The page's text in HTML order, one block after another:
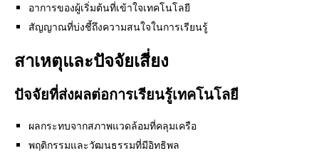
อาการของผู้เริ่มต้นที่เข้าใจเทคโนโลยี
สัญญาณที่บ่งชี้ถึงความสนใจในการเรียนรู้
สาเหตุและปัจจัยเสี่ยง
ปัจจัยที่ส่งผลต่อการเรียนรู้เทคโนโลยี
ผลกระทบจากสภาพแวดล้อมที่คลุมเครือ
พฤติกรรมและวัฒนธรรมที่มีอิทธิพล